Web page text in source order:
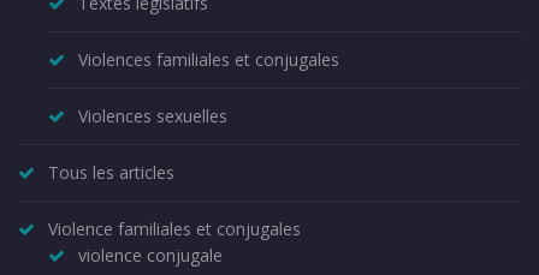
Violences familiales et conjugales
Violences sexuelles
Tous les articles
Violence familiales et conjugales
violence conjugale